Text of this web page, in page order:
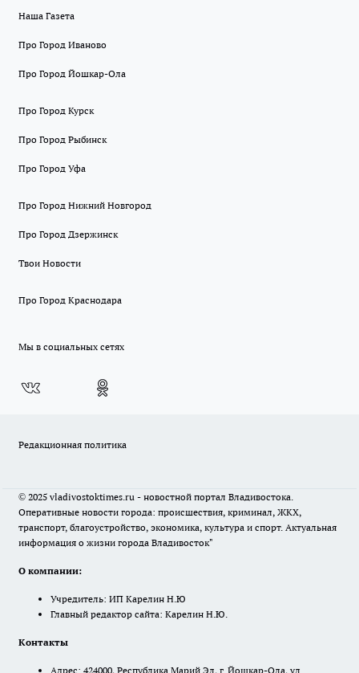
Наша Газета
Про Город Иваново
Про Город Йошкар-Ола
Про Город Курск
Про Город Рыбинск
Про Город Уфа
Про Город Нижний Новгород
Про Город Дзержинск
Твои Новости
Про Город Краснодара
Мы в социальных сетях
Редакционная политика
© 2025 vladivostoktimes.ru - новостной портал Владивостока.
Оперативные новости города: происшествия, криминал, ЖКХ,
транспорт, благоустройство, экономика, культура и спорт. Актуальная
информация о жизни города Владивосток"
О компании:
Учредитель: ИП Карелин Н.Ю
Главный редактор сайта: Карелин Н.Ю.
Контакты
Адрес: 424000, Республика Марий Эл, г. Йошкар-Ола, ул.